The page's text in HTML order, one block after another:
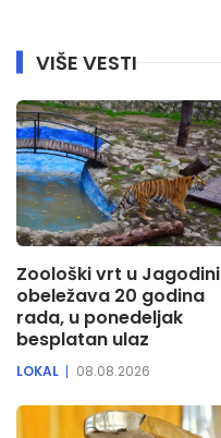
VIŠE VESTI
Zoološki vrt u Jagodini
obeležava 20 godina
rada, u ponedeljak
besplatan ulaz
LOKAL 08.08.2026